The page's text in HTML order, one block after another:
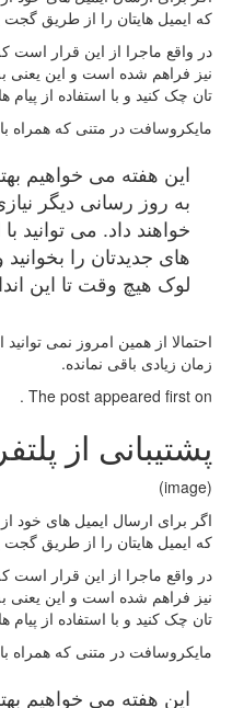
که ایمیل هایتان را از طریق
نیز فراهم شده است و این یعنی
تان چک کنید و با استفاده از
مایکروسافت در متنی که همراه
به روز رسانی دیگر
خواهند داد. می
های جدیدتان را
لوک هیچ وقت تا این
احتمالا از همین امروز نمی
زمان زیادی باقی نمانده.
The post appeared first on .
پشتیبانی از
(image)
اگر برای ارسال ایمیل های خود
که ایمیل هایتان را از طریق
نیز فراهم شده است و این یعنی
تان چک کنید و با استفاده از
مایکروسافت در متنی که همراه